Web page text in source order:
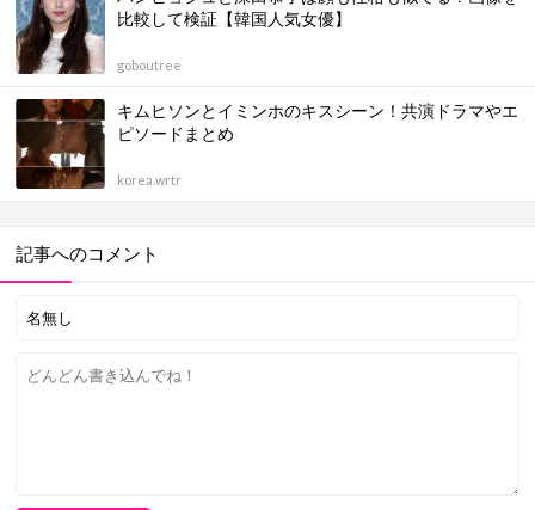
比較して検証【韓国人気女優】
goboutree
キムヒソンとイミンホのキスシーン！共演ドラマやエ
ピソードまとめ
korea.wrtr
記事へのコメント